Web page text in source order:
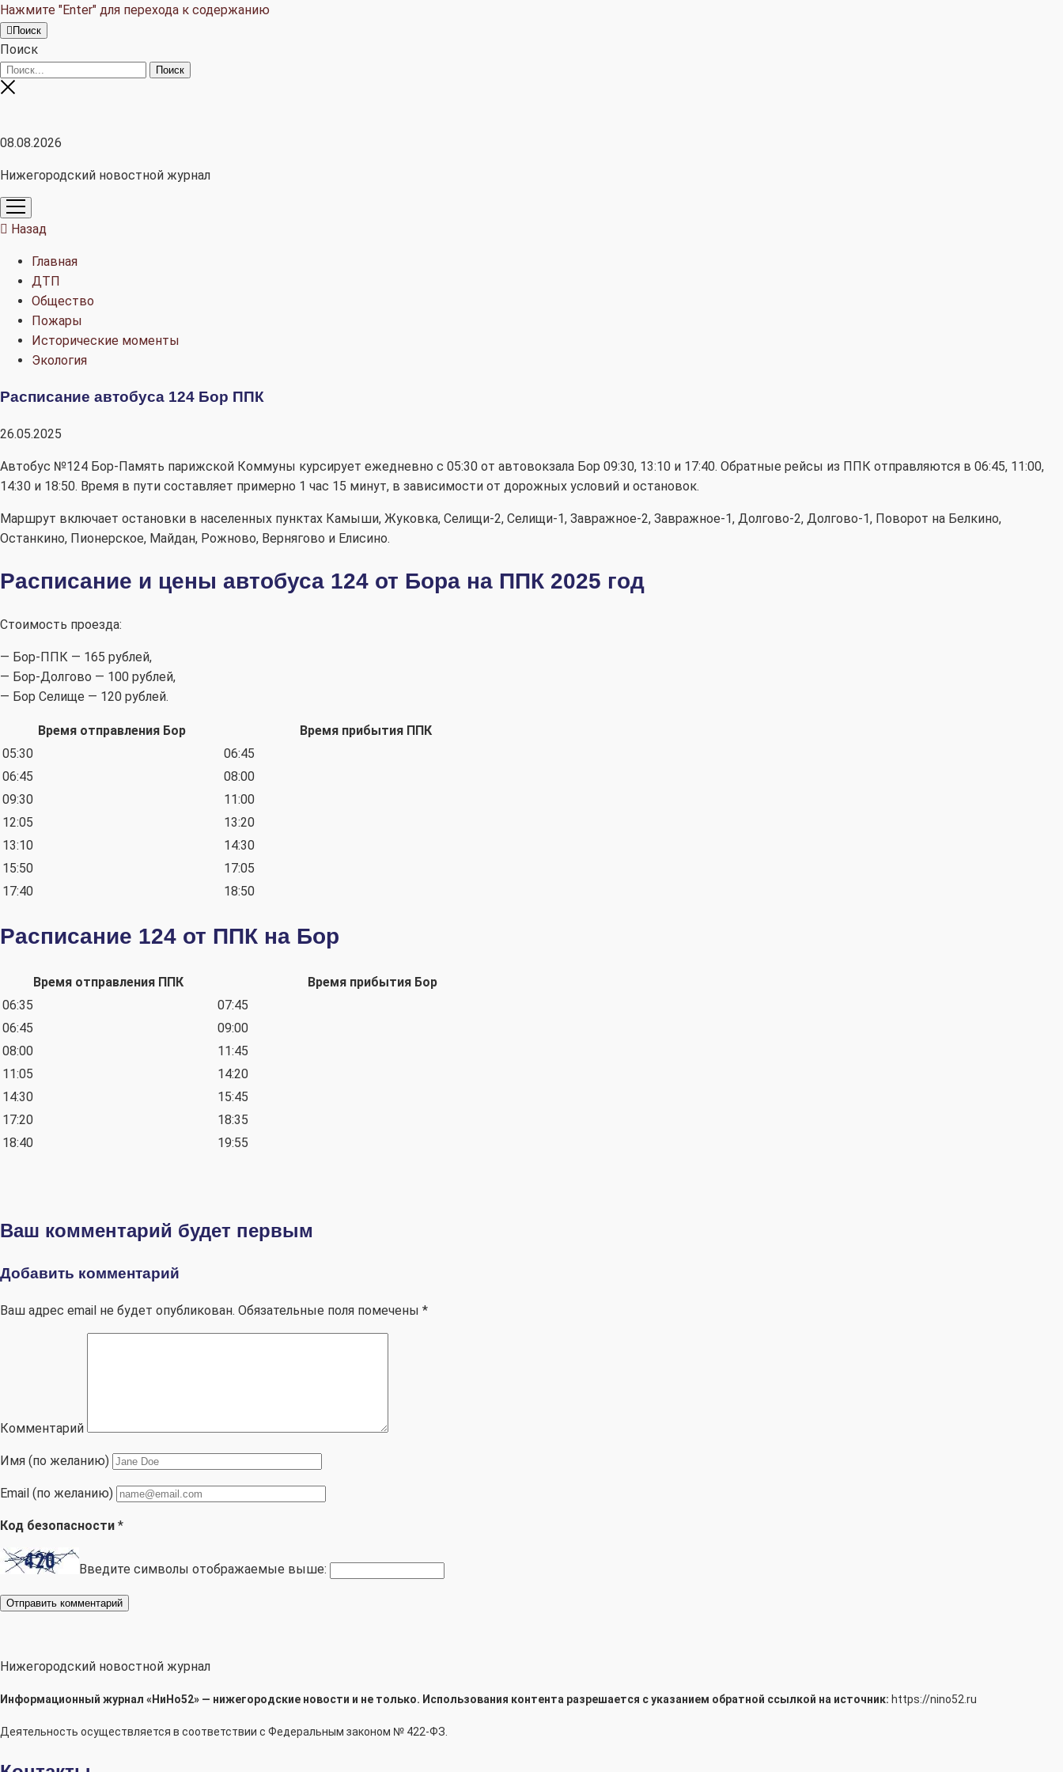
Нажмите "Enter" для перехода к содержанию
Поиск
Поиск
08.08.2026
Нижегородский новостной журнал
открыть
меню
Назад
Главная
ДТП
Общество
Пожары
Исторические моменты
Экология
Расписание автобуса 124 Бор ППК
26.05.2025
Автобус №124 Бор-Память парижской Коммуны курсирует ежедневно с 05:30 от автовокзала Бор 09:30, 13:10 и 17:40. Обратные рейсы из ППК отправляются в 06:45, 11:00,
14:30 и 18:50. Время в пути составляет примерно 1 час 15 минут, в зависимости от дорожных условий и остановок.
Маршрут включает остановки в населенных пунктах Камыши, Жуковка, Селищи-2, Селищи-1, Завражное-2, Завражное-1, Долгово-2, Долгово-1, Поворот на Белкино,
Останкино, Пионерское, Майдан, Рожново, Вернягово и Елисино.
Расписание и цены автобуса 124 от Бора на ППК 2025 год
Стоимость проезда:
— Бор-ППК — 165 рублей,
— Бор-Долгово — 100 рублей,
— Бор Селище — 120 рублей.
Время отправления Бор
Время прибытия ППК
05:30
06:45
06:45
08:00
09:30
11:00
12:05
13:20
13:10
14:30
15:50
17:05
17:40
18:50
Расписание 124 от ППК на Бор
Время отправления ППК
Время прибытия Бор
06:35
07:45
06:45
09:00
08:00
11:45
11:05
14:20
14:30
15:45
17:20
18:35
18:40
19:55
Ваш комментарий будет первым
Добавить комментарий
Ваш адрес email не будет опубликован. Обязательные поля помечены *
Комментарий
Имя (по желанию)
Email (по желанию)
Код безопасности *
Введите символы отображаемые выше:
Нижегородский новостной журнал
Информационный журнал «НиНо52» — нижегородские новости и не только. Использования контента разрешается с указанием обратной ссылкой на источник: https://nino52.ru
Деятельность осуществляется в соответствии с Федеральным законом № 422-ФЗ.